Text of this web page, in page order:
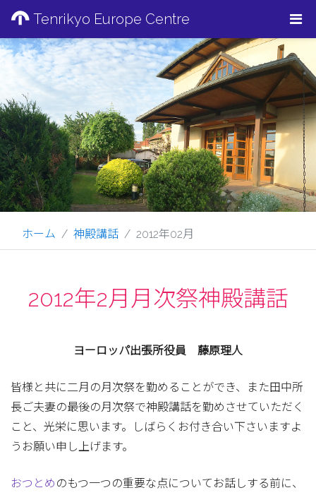
Tenrikyo Europe Centre
ホーム 神殿講話 2012年02月
2012年2月月次祭神殿講話
ヨーロッパ出張所役員 藤原理人
皆様と共に二月の月次祭を勤めることができ、また田中所
長ご夫妻の最後の月次祭で神殿講話を勤めさせていただく
こと、光栄に思います。しばらくお付き合い下さいますよ
うお願い申し上げます。
おつとめ のもつ一つの重要な点についてお話しする前に、